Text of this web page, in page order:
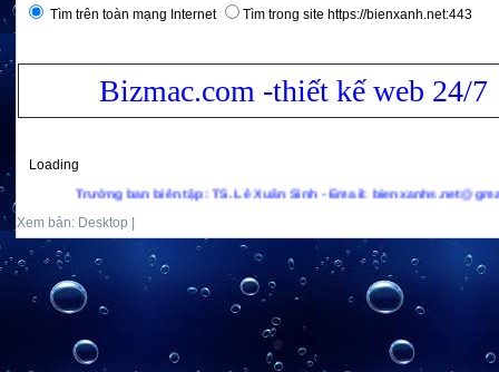
Tìm trên toàn mạng Internet Tìm trong site https://bienxanh.net:443
Bizmac.com -thiết kế web 24/7
Loading
Trưởng ban biên tập: TS. Lê Xuân Sinh - Email: bienxanhs.net@gmail.com -
Xem bản: Desktop |